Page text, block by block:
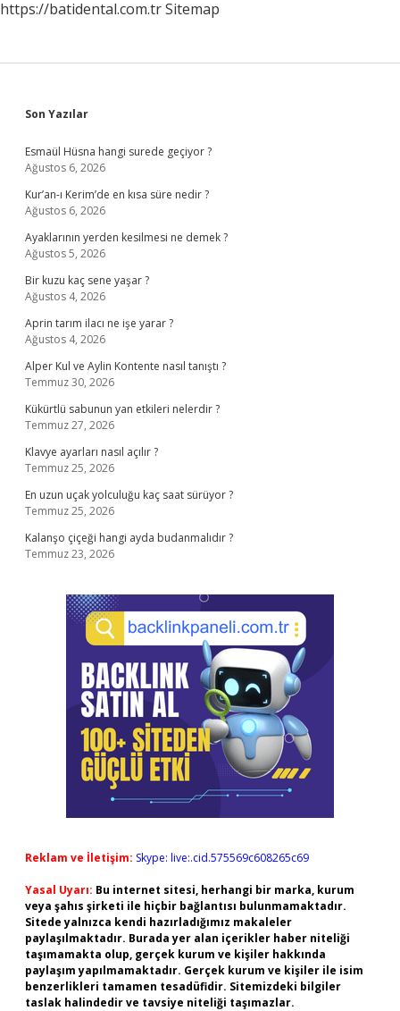
https://batidental.com.trSitemap
Sidebar
Son Yazılar
Esmaül Hüsna hangi surede geçiyor ?
Ağustos 6, 2026
Kur’an-ı Kerim’de en kısa süre nedir ?
Ağustos 6, 2026
Ayaklarının yerden kesilmesi ne demek ?
Ağustos 5, 2026
Bir kuzu kaç sene yaşar ?
Ağustos 4, 2026
Aprin tarım ilacı ne işe yarar ?
Ağustos 4, 2026
Alper Kul ve Aylin Kontente nasıl tanıştı ?
Temmuz 30, 2026
Kükürtlü sabunun yan etkileri nelerdir ?
Temmuz 27, 2026
Klavye ayarları nasıl açılır ?
Temmuz 25, 2026
En uzun uçak yolculuğu kaç saat sürüyor ?
Temmuz 25, 2026
Kalanşo çiçeği hangi ayda budanmalıdır ?
Temmuz 23, 2026
Reklam ve İletişim: Skype: live:.cid.575569c608265c69
Yasal Uyarı: Bu internet sitesi, herhangi bir marka, kurum
veya şahıs şirketi ile hiçbir bağlantısı bulunmamaktadır.
Sitede yalnızca kendi hazırladığımız makaleler
paylaşılmaktadır. Burada yer alan içerikler haber niteliği
taşımamakta olup, gerçek kurum ve kişiler hakkında
paylaşım yapılmamaktadır. Gerçek kurum ve kişiler ile isim
benzerlikleri tamamen tesadüfidir. Sitemizdeki bilgiler
taslak halindedir ve tavsiye niteliği taşımazlar.